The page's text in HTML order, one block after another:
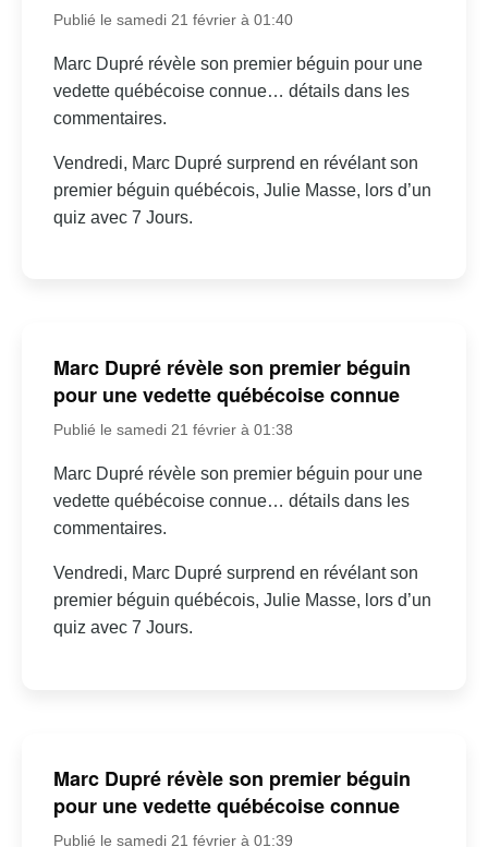
Publié le samedi 21 février à 01:40
Marc Dupré révèle son premier béguin pour une
vedette québécoise connue… détails dans les
commentaires.
Vendredi, Marc Dupré surprend en révélant son
premier béguin québécois, Julie Masse, lors d’un
quiz avec 7 Jours.
Marc Dupré révèle son premier béguin
pour une vedette québécoise connue
Publié le samedi 21 février à 01:38
Marc Dupré révèle son premier béguin pour une
vedette québécoise connue… détails dans les
commentaires.
Vendredi, Marc Dupré surprend en révélant son
premier béguin québécois, Julie Masse, lors d’un
quiz avec 7 Jours.
Marc Dupré révèle son premier béguin
pour une vedette québécoise connue
Publié le samedi 21 février à 01:39